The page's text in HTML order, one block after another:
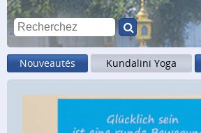
Nouveautés Kundalini Yoga